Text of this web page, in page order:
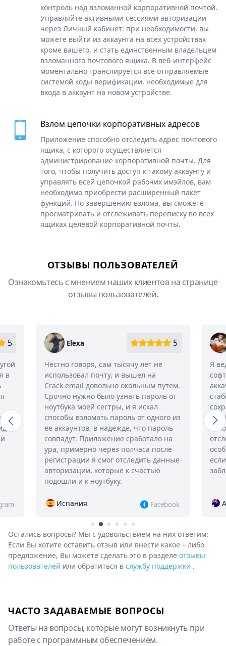
контроль над взломанной корпоративной почтой.
Управляйте активными сессиями авторизации
через Личный кабинет: при необходимости, вы
можете выйти из аккаунта на всех устройствах
кроме вашего, и стать единственным владельцем
взломанного почтового ящика. В веб-интерфейс
моментально транслируется все отправляемые
системой коды верификации, необходимые для
входа в аккаунт на новом устройстве.
Взлом цепочки корпоративных адресов
Приложение способно отследить адрес почтового
ящика, с которого осуществляется
администрирование корпоративной почты. Для
того, чтобы получить доступ к такому аккаунту и
управлять всей цепочкой рабочих имэйлов, вам
необходимо приобрести расширенный пакет
функций. По завершению взлома, вы сможете
просматривать и отслеживать переписку во всех
ящиках целевой корпоративной почты.
ОТЗЫВЫ ПОЛЬЗОВАТЕЛЕЙ
Ознакомьтесь с мнением наших клиентов на странице
отзывы пользователей.
5
лет не
на
путем.
пароль от
от одного из
пароль
на
данные
Facebook
5
Я веду популярный блог, давно искал
софт для управления контентом
аккаунта. Самым важным было найти
стабильное решение, чтобы
сохранять и статистику просмотров.
Crack.email оказался попаданием в
яблочко, приложение моментально
отслеживает новые посты, и, что
особенно круто, сохраняет их, даже
если они были удалены или
заблокированы!
Instagram
Остались вопросы? Мы с удовольствием на них ответим:
Если Вы хотите оставить отзыв или внести какое – либо
предложение, Вы можете сделать это в разделе отзывы
пользователей или обратиться в службу поддержки .
ЧАСТО ЗАДАВАЕМЫЕ ВОПРОСЫ
Ответы на вопросы, которые могут возникнуть при
работе с программным обеспечением.